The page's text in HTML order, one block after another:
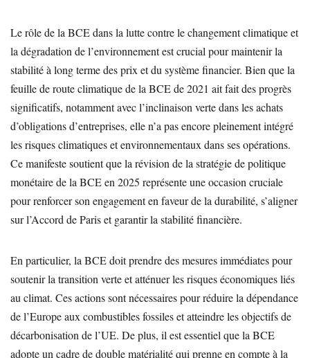
Le rôle de la BCE dans la lutte contre le changement climatique et
la dégradation de l’environnement est crucial pour maintenir la
stabilité à long terme des prix et du système financier. Bien que la
feuille de route climatique de la BCE de 2021 ait fait des progrès
significatifs, notamment avec l’inclinaison verte dans les achats
d’obligations d’entreprises, elle n’a pas encore pleinement intégré
les risques climatiques et environnementaux dans ses opérations.
Ce manifeste soutient que la révision de la stratégie de politique
monétaire de la BCE en 2025 représente une occasion cruciale
pour renforcer son engagement en faveur de la durabilité, s’aligner
sur l’Accord de Paris et garantir la stabilité financière.
En particulier, la BCE doit prendre des mesures immédiates pour
soutenir la transition verte et atténuer les risques économiques liés
au climat. Ces actions sont nécessaires pour réduire la dépendance
de l’Europe aux combustibles fossiles et atteindre les objectifs de
décarbonisation de l’UE. De plus, il est essentiel que la BCE
adopte un cadre de double matérialité qui prenne en compte à la